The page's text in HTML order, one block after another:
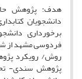
هدف: پژوهش
دانشجویان
برخورداری
فردوسی مشهد از
روش/ رویکرد
پژوهش سندی-